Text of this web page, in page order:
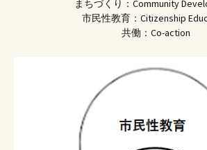
まちづくり：Community
市民性教育：Citizenship
共働：Co-action